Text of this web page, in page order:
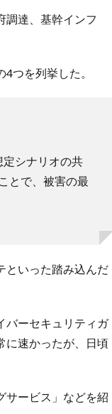
調達、基幹インフ
つを列挙した。
シナリオの共
とで、被害の最
といった踏み込んだ
バーセキュリティガ
に速かったが、日頃
サービス」などを紹